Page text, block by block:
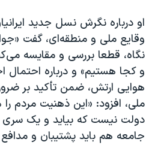
او درباره نگرش نسل جدید
وقایع ملی و منطقه‌ای، گفت
نگاه، قطعا بررسی و مقایسه
و کجا هستیم» و درباره احتمال
هوایی ارتش، ضمن تأکید بر
ملی، افزود: «این ذهنیت مردم
دولت نیست که بیاید و یک
جامعه هم باید پشتیبان و مدافع